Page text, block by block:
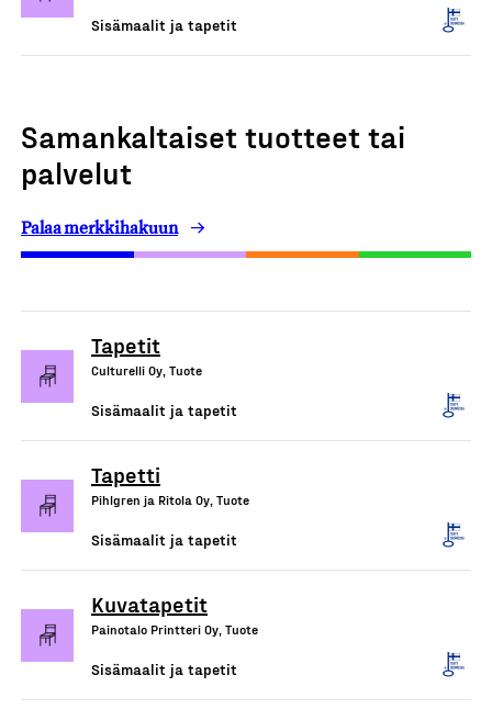
Sisämaalit ja tapetit
Samankaltaiset tuotteet tai
palvelut
Palaa merkkihakuun
Tapetit
Culturelli Oy, Tuote
Sisämaalit ja tapetit
Tapetti
Pihlgren ja Ritola Oy, Tuote
Sisämaalit ja tapetit
Kuvatapetit
Painotalo Printteri Oy, Tuote
Sisämaalit ja tapetit